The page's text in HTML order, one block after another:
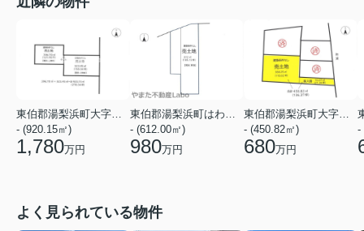
- (920.15㎡)
1,780万円
- (612.00㎡)
980万円
- (450.82㎡)
680万円
-
よく見られている物件